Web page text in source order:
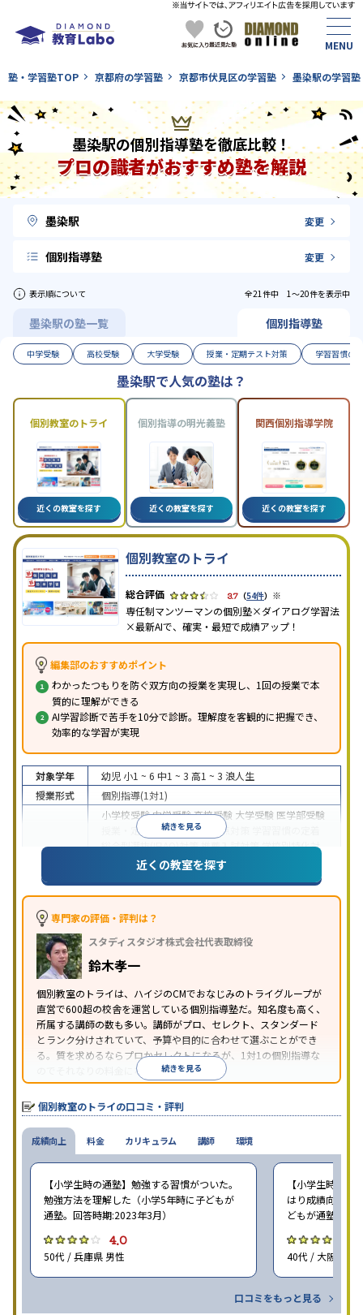
塾・学習塾TOP 京都府の学習塾 京都市伏見区の学習塾 墨染駅の学習塾
墨染駅の個別指導塾を徹底比較！
プロの識者がおすすめ塾を解説
墨染駅 変更
個別指導塾 変更
表示順について 全21件中 1〜20件を表示中
墨染駅の塾一覧 個別指導塾
中学受験 高校受験 大学受験 授業・定期テスト対策 学習習慣の
墨染駅で人気の塾は？
個別教室のトライ
近くの教室を探す
個別指導の明光義塾
近くの教室を探す
関西個別指導学院
近くの教室を探す
個別教室のトライ
3.7 （54件） ※
専任制マンツーマンの個別塾×ダイアログ学習法
×最新AIで、確実・最短で成績アップ！
編集部のおすすめポイント
わかったつもりを防ぐ双方向の授業を実現し、1回の授業で本
質的に理解ができる
AI学習診断で苦手を10分で診断。理解度を客観的に把握でき、
効率的な学習が実現
続きを見る
対象学年 幼児 小1 ~ 6 中1 ~ 3 高1 ~ 3 浪人生
授業形式
個別指導(1対1)
小学校受験中学受験高校受験 大学受験 医学部受験
授業・定期テスト対策
内申点対策
総合型選抜(旧AO)対策推薦入試対策学校別特化対
国公立大対策私大対策 共通テスト対策
語・英会話特化対策その他科目別特化対策
特徴
中高一貫校生に対応
応
学習にPC・タブレットを利用
科目から受講可能季節講習のみの受講可
の子どもに対応
※2023年3月調査。
近くの教室を探す
専門家の評価・評判は？
スタディスタジオ株式会社代表取締役
鈴木孝一
個別教室のトライは、ハイジのCMでおなじみのトライグループが
直営で600超の校舎を運営している個別指導塾だ。知名度も高く、
所属する講師の数も多い。講師がプロ、セレクト、スタンダード
とランク分けされていて、予算や目的に合わせて選ぶことができ
る。質を求めるならプロかセレクトになるが、1対1の個別指導な
のでそれなりの料金になる。続きを見る
個別教室のトライの口コミ・評判
成績向上
【小学生時の通塾】勉強する習慣がついた。
勉強方法を理解した（小学5年時に子どもが
通塾。回答時期:2023年3月）
4.0
50代 / 兵庫県 男性
【小学生時の通
はり成績向上に
どもが通塾。回
40代 / 大阪府 女
口コミをもっと見る
料金 カリキュラム 講師 環境